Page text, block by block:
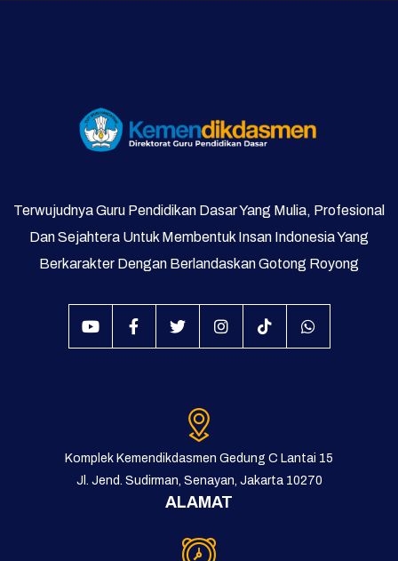
Terwujudnya Guru Pendidikan Dasar Yang Mulia, Profesional
Dan Sejahtera Untuk Membentuk Insan Indonesia Yang
Berkarakter Dengan Berlandaskan Gotong Royong
Komplek Kemendikdasmen Gedung C Lantai 15
Jl. Jend. Sudirman, Senayan, Jakarta 10270
ALAMAT